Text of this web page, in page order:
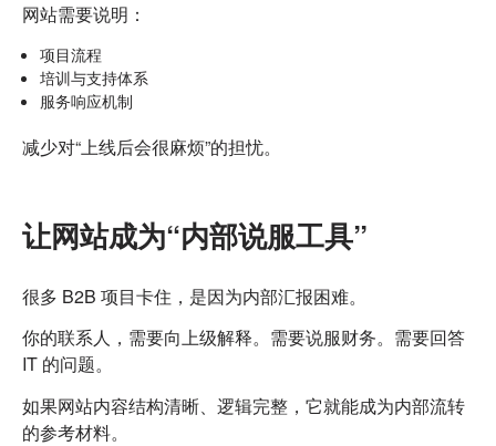
网站需要说明：
项目流程
培训与支持体系
服务响应机制
减少对“上线后会很麻烦”的担忧。
让网站成为“内部说服工具”
很多 B2B 项目卡住，是因为内部汇报困难。
你的联系人，需要向上级解释。 需要说服财务。 需要回答
IT 的问题。
如果网站内容结构清晰、逻辑完整， 它就能成为内部流转
的参考材料。